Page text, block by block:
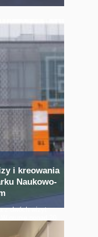
i kreowania
Naukowo-
z dwóch wizyt
działalności
współpracy.